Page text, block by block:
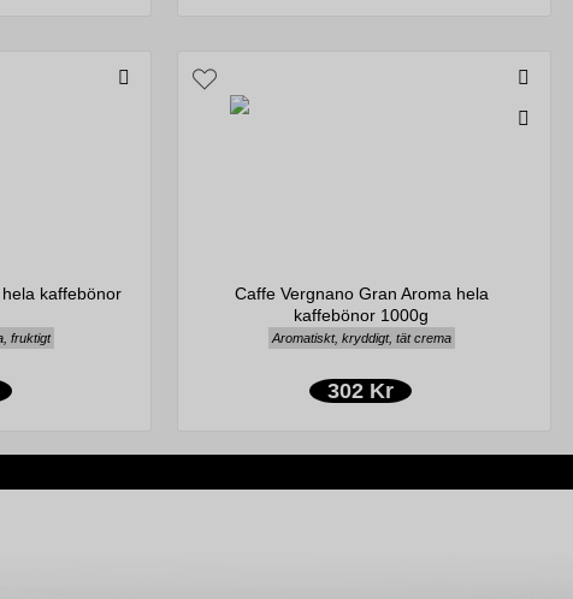
kaffebönor
fruktigt
Caffe Vergnano Gran Aroma hela
kaffebönor 1000g
Aromatiskt, kryddigt, tät crema
302 Kr